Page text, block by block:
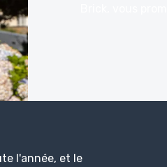
l'année, et le